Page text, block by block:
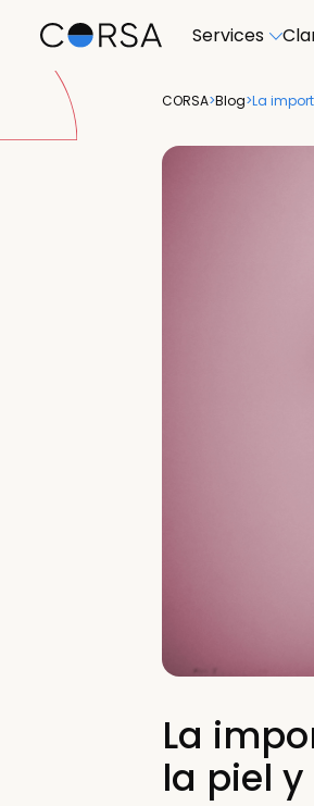
Services
CORSA>Blog>La
La
la piel